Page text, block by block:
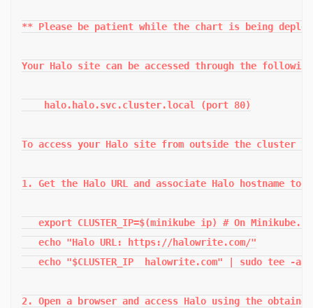
** Please be patient while the chart is being
Your Halo site can be accessed through the
    halo.halo.svc.cluster.local (port 80)
To access your Halo site from outside the cluster
1. Get the Halo URL and associate Halo hostname
export CLUSTER_IP=$(minikube ip) # On Minikube.
   echo "Halo URL: https://halowrite.com/"
echo "$CLUSTER_IP  halowrite.com" | sudo tee -a
2. Open a browser and access Halo using the obtained